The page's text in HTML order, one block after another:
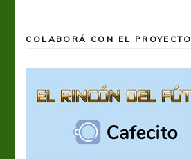
COLABORÁ CON EL PROYECTO